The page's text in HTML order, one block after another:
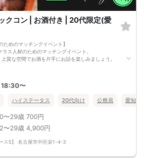
クコン | お酒付き | 20代限定(愛
ためのマッチングイベント】
ス人材のためのマッチングイベント。
質な空間でお酒を片手にお話を楽しみましょう。
ただけない方はご参加いただけません
、やむを得ない事情（ご予約者様の当日キャンセル
のであらかじめご了承ください。
越しください。10分以上の遅刻はご参加をお断り
18:30〜
ハイステータス 20代向け 公務員 愛知県
〜29歳 700円
〜29歳 4,900円
ス5】 名古屋市中区栄1-4-3